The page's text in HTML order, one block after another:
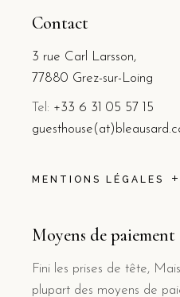
Contact
3 rue Carl Larsson,
77880 Grez-sur-Loing
Tel: +33 6 31 05 57 15
MENTIONS LÉGALES
Moyens de paiement
Fini les prises de tête,
plupart des moyens de